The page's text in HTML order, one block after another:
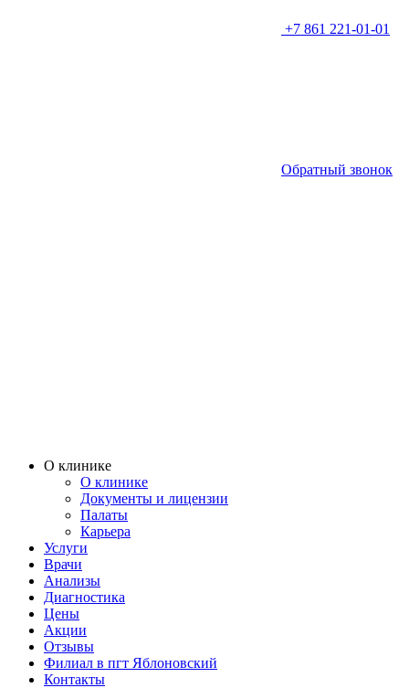
+7 861 221-01-01
Обратный звонок
О клинике
О клинике
Документы и лицензии
Палаты
Карьера
Услуги
Врачи
Анализы
Диагностика
Цены
Акции
Отзывы
Филиал в пгт Яблоновский
Контакты